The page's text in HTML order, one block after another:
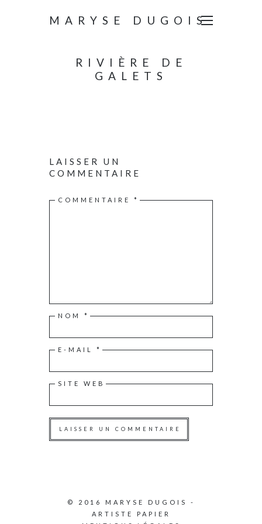
MARYSE DUGOIS
RIVIÈRE DE
GALETS
LAISSER UN
COMMENTAIRE
COMMENTAIRE *
NOM *
E-MAIL *
SITE WEB
© 2016 MARYSE DUGOIS -
ARTISTE PAPIER